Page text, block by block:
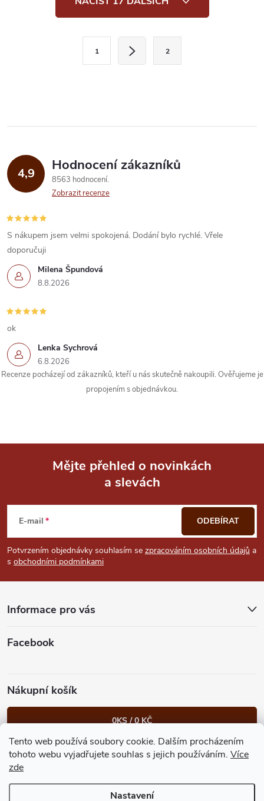
Tento web používá soubory cookie. Dalším procházením
tohoto webu vyjadřujete souhlas s jejich používáním. Více
zde
Nastavení
í
p
r
v
k
y
v
ý
p
i
k
v
á
n
1 2
4,9 Hodnocení zákazníků
8563 hodnocení
Zobrazit recenze
Milena Špundová
8.8.2026
S nákupem jsem velmi spokojená. Dodání bylo rychlé. Vřele
doporučuji
Lenka Sychrová
6.8.2026
ok
Recenze pocházejí od zákazníků, kteří u nás skutečně nakoupili. Ověřujeme je
propojením s objednávkou.
p
a
Mějte přehled o novinkách
a slevách
E-mail
Potvrzením objednávky souhlasím se zpracováním osobních údajů a
s obchodními podmínkami
ODEBÍRAT
Informace pro vás
Facebook
Nákupní košík
0KS /0 KČ
Heureka.cz Facebook Instagram Bonvolo - přidej se taky
GastroKlub.cz. Všechna práva vyhrazena.